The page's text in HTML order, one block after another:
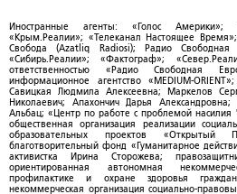
Иностранные агенты: «Голос Америки»;
«Крым.Реалии»; «Телеканал Настоящее
Свобода (Azatliq Radiosi); Радио Свободная
«Сибирь.Реалии»; «Фактограф»;
ответственностью «Радио Свободная
информационное агентство «MEDIUM-
Савицкая Людмила Алексеевна; Маркелов
Николаевич; Апахончич Дарья
Альбац; «Центр по работе с проблемой
общественная организация реализации
образовательных проектов «Открытый
благотворительный фонд «Гуманитарное
активистка Ирина Сторожева;
ориентированная автономная
профилактике и охране здоровья
некоммерческая организация социально-